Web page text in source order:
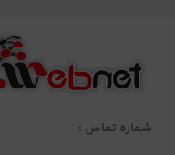
شماره تماس :